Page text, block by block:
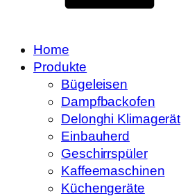
Home
Produkte
Bügeleisen
Dampfbackofen
Delonghi Klimagerät
Einbauherd
Geschirrspüler
Kaffeemaschinen
Küchengeräte